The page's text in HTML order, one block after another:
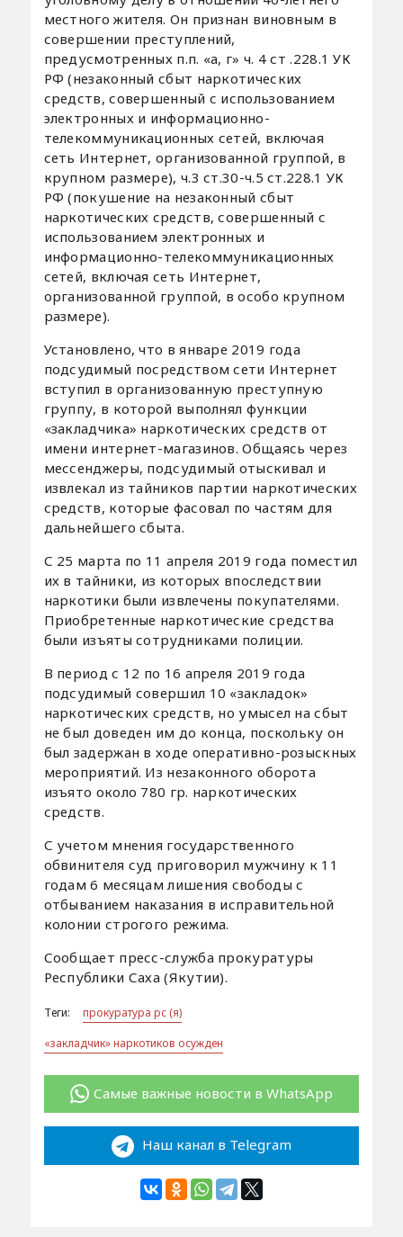
местного жителя. Он признан виновным в
совершении преступлений,
предусмотренных п.п. «а, г» ч. 4 ст .228.1 УК
РФ (незаконный сбыт наркотических
средств, совершенный с использованием
электронных и информационно-
телекоммуникационных сетей, включая
сеть Интернет, организованной группой, в
крупном размере), ч.3 ст.30-ч.5 ст.228.1 УК
РФ (покушение на незаконный сбыт
наркотических средств, совершенный с
использованием электронных и
информационно-телекоммуникационных
сетей, включая сеть Интернет,
организованной группой, в особо крупном
размере).
Установлено, что в январе 2019 года
подсудимый посредством сети Интернет
вступил в организованную преступную
группу, в которой выполнял функции
«закладчика» наркотических средств от
имени интернет-магазинов. Общаясь через
мессенджеры, подсудимый отыскивал и
извлекал из тайников партии наркотических
средств, которые фасовал по частям для
дальнейшего сбыта.
С 25 марта по 11 апреля 2019 года поместил
их в тайники, из которых впоследствии
наркотики были извлечены покупателями.
Приобретенные наркотические средства
были изъяты сотрудниками полиции.
В период с 12 по 16 апреля 2019 года
подсудимый совершил 10 «закладок»
наркотических средств, но умысел на сбыт
не был доведен им до конца, поскольку он
был задержан в ходе оперативно-розыскных
мероприятий. Из незаконного оборота
изъято около 780 гр. наркотических
средств.
С учетом мнения государственного
обвинителя суд приговорил мужчину к 11
годам 6 месяцам лишения свободы с
отбыванием наказания в исправительной
колонии строгого режима.
Сообщает пресс-служба прокуратуры
Республики Саха (Якутии).
Теги:
прокуратура рс (я)
«закладчик» наркотиков осужден
Самые важные новости в WhatsApp
Наш канал в Telegram